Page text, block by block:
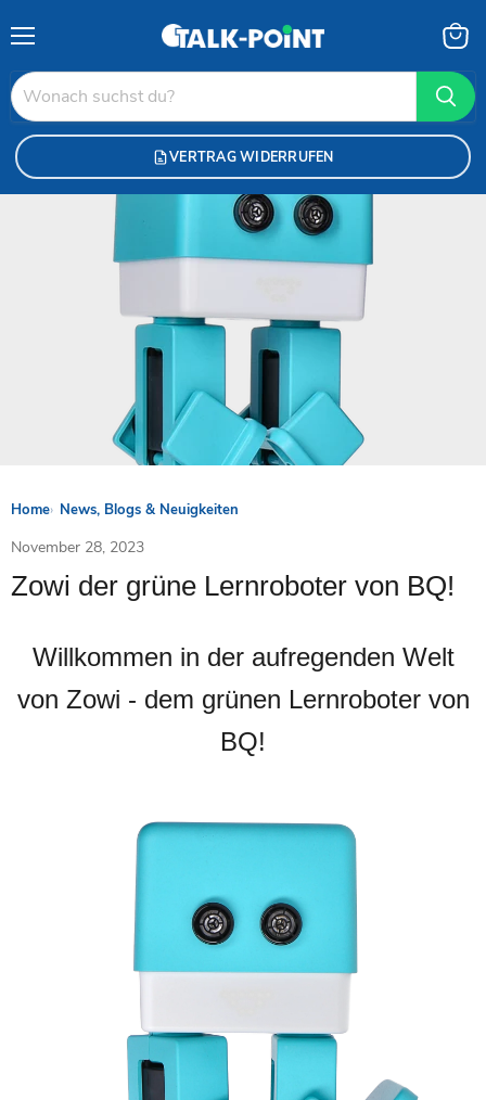
VERTRAG WIDERRUFEN
Home News, Blogs & Neuigkeiten
November 28, 2023
Zowi der grüne Lernroboter von BQ!
Willkommen in der aufregenden Welt
von Zowi - dem grünen Lernroboter von
BQ!